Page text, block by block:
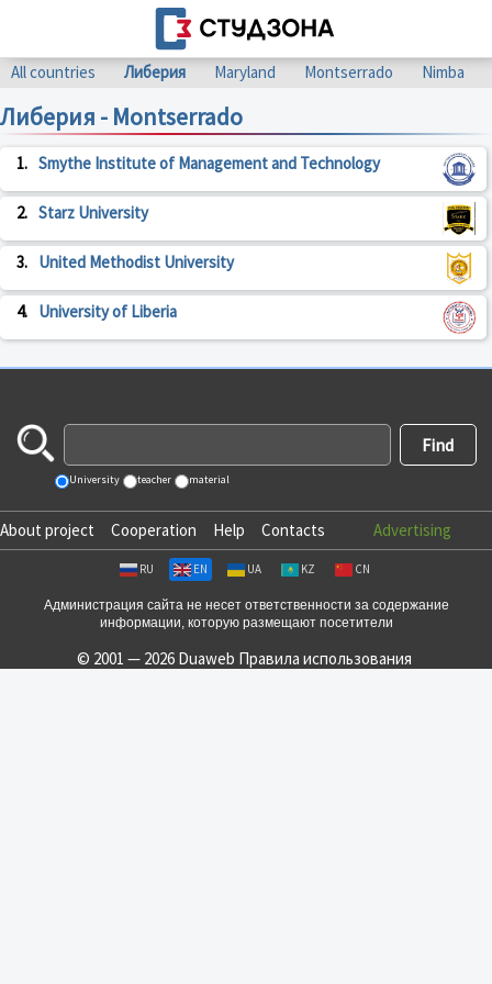
All countries Либерия Maryland Montserrado Nimba
Либерия - Montserrado
1. Smythe Institute of Management and Technology
2. Starz University
3. United Methodist University
4. University of Liberia
University teacher material
About project Cooperation Help Contacts Advertising
RU EN UA KZ CN
Администрация сайта не несет ответственности за содержание
информации, которую размещают посетители
© 2001 — 2026 Duaweb Правила использования